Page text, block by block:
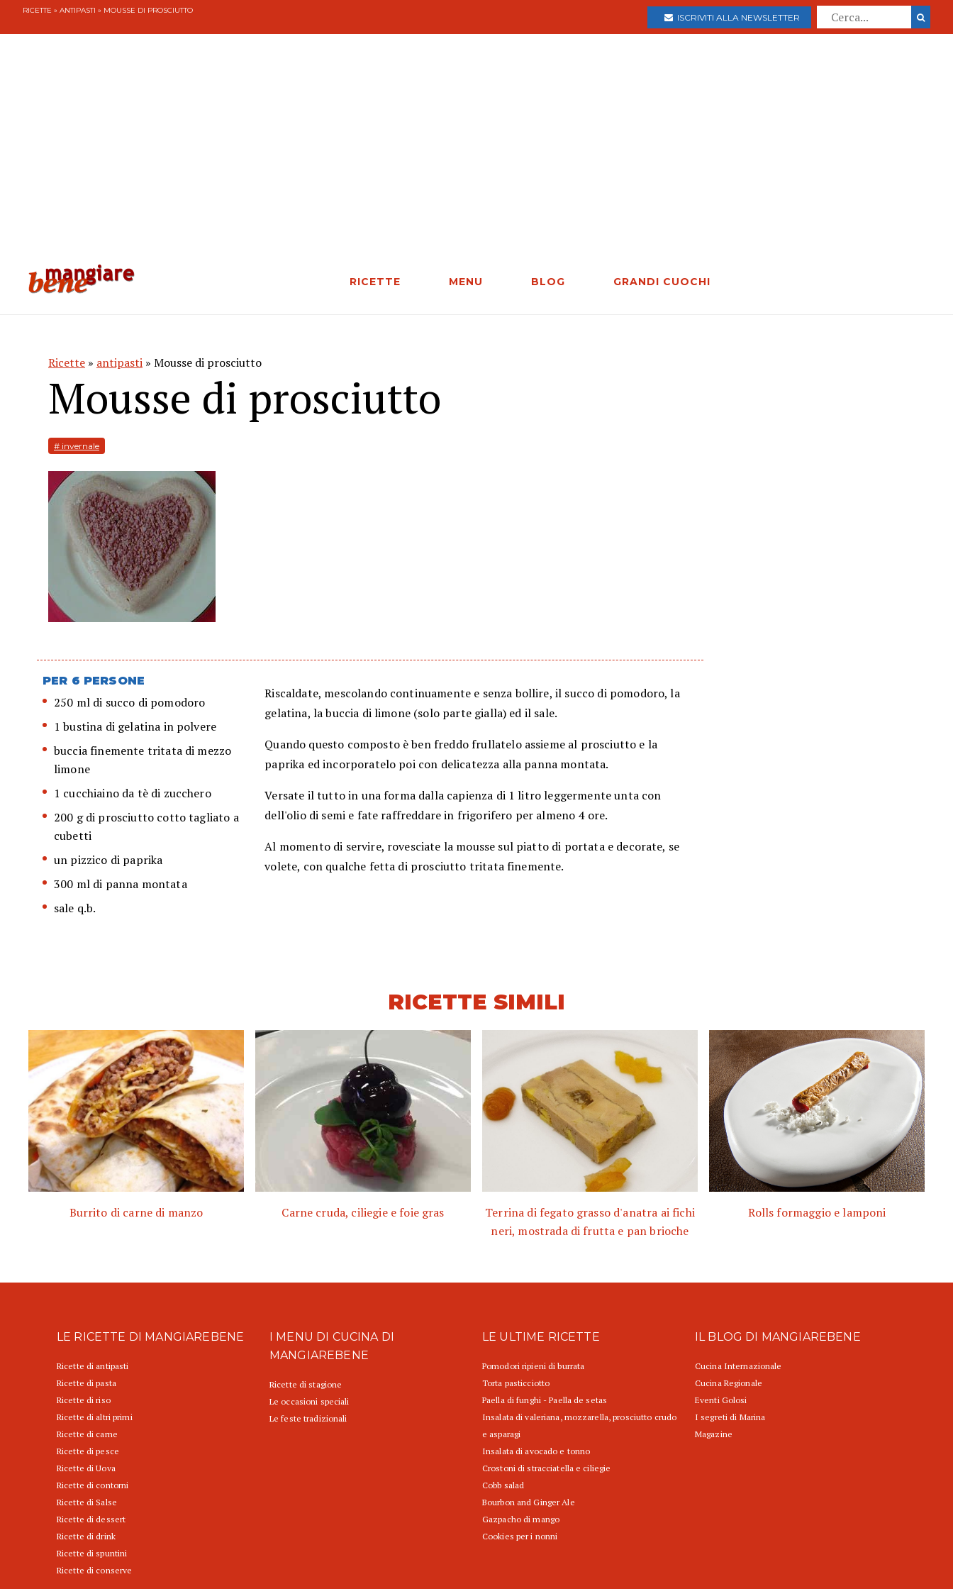
RICETTE » ANTIPASTI » MOUSSE DI PROSCIUTTO
ISCRIVITI ALLA NEWSLETTER
RICETTE MENU BLOG GRANDI CUOCHI
Ricette » antipasti » Mousse di prosciutto
Mousse di prosciutto
# invernale
PER 6 PERSONE
250 ml di succo di pomodoro
1 bustina di gelatina in polvere
buccia finemente tritata di mezzo
limone
1 cucchiaino da tè di zucchero
200 g di prosciutto cotto tagliato a
cubetti
un pizzico di paprika
300 ml di panna montata
sale q.b.
Riscaldate, mescolando continuamente e senza bollire, il succo di pomodoro, la
gelatina, la buccia di limone (solo parte gialla) ed il sale.
Quando questo composto è ben freddo frullatelo assieme al prosciutto e la
paprika ed incorporatelo poi con delicatezza alla panna montata.
Versate il tutto in una forma dalla capienza di 1 litro leggermente unta con
dell'olio di semi e fate raffreddare in frigorifero per almeno 4 ore.
Al momento di servire, rovesciate la mousse sul piatto di portata e decorate, se
volete, con qualche fetta di prosciutto tritata finemente.
RICETTE SIMILI
Burrito di carne di manzo Carne cruda, ciliegie e foie gras
Terrina di fegato grasso d'anatra ai fichi
neri, mostrada di frutta e pan brioche
Rolls formaggio e lamponi
LE RICETTE DI MANGIAREBENE
Ricette di antipasti
Ricette di pasta
Ricette di riso
Ricette di altri primi
Ricette di carne
Ricette di pesce
Ricette di Uova
Ricette di contorni
Ricette di Salse
Ricette di dessert
Ricette di drink
Ricette di spuntini
Ricette di conserve
I MENU DI CUCINA DI
MANGIAREBENE
Ricette di stagione
Le occasioni speciali
Le feste tradizionali
LE ULTIME RICETTE
Pomodori ripieni di burrata
Torta pasticciotto
Paella di funghi - Paella de setas
Insalata di valeriana, mozzarella, prosciutto crudo
e asparagi
Insalata di avocado e tonno
Crostoni di stracciatella e ciliegie
Cobb salad
Bourbon and Ginger Ale
Gazpacho di mango
Cookies per i nonni
IL BLOG DI MANGIAREBENE
Cucina Internazionale
Cucina Regionale
Eventi Golosi
I segreti di Marina
Magazine